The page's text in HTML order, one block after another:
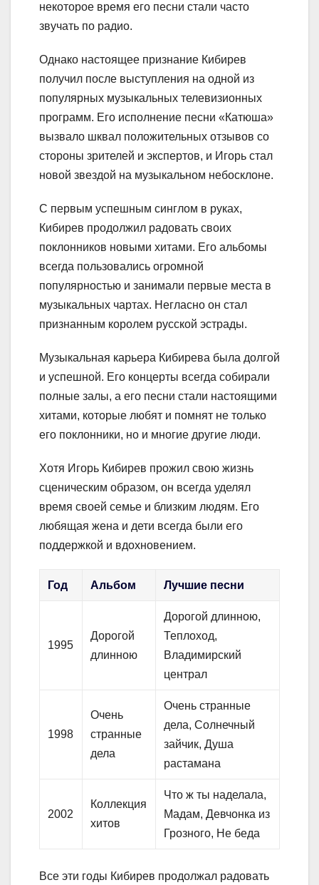
некоторое время его песни стали часто
звучать по радио.
Однако настоящее признание Кибирев
получил после выступления на одной из
популярных музыкальных телевизионных
программ. Его исполнение песни «Катюша»
вызвало шквал положительных отзывов со
стороны зрителей и экспертов, и Игорь стал
новой звездой на музыкальном небосклоне.
С первым успешным синглом в руках,
Кибирев продолжил радовать своих
поклонников новыми хитами. Его альбомы
всегда пользовались огромной
популярностью и занимали первые места в
музыкальных чартах. Негласно он стал
признанным королем русской эстрады.
Музыкальная карьера Кибирева была долгой
и успешной. Его концерты всегда собирали
полные залы, а его песни стали настоящими
хитами, которые любят и помнят не только
его поклонники, но и многие другие люди.
Хотя Игорь Кибирев прожил свою жизнь
сценическим образом, он всегда уделял
время своей семье и близким людям. Его
любящая жена и дети всегда были его
поддержкой и вдохновением.
Год Альбом Лучшие песни
1995
Дорогой
длинною
Дорогой длинною,
Теплоход,
Владимирский
централ
1998
Очень
странные
дела
Очень странные
дела, Солнечный
зайчик, Душа
растамана
2002
Коллекция
хитов
Что ж ты наделала,
Мадам, Девчонка из
Грозного, Не беда
Все эти годы Кибирев продолжал радовать